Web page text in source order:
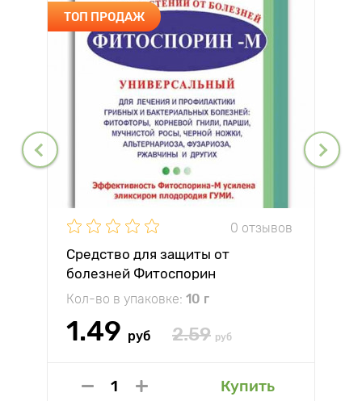
ТОП ПРОДАЖ
0 отзывов
Средство для защиты от
болезней Фитоспорин
Кол-во в упаковке: 10 г
1.49 руб 2.59 руб
Купить